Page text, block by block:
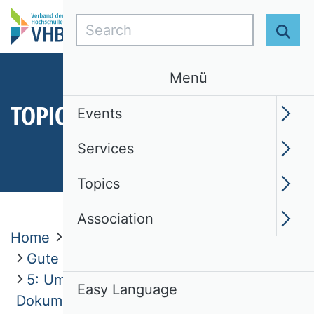
TOPICS
Home
Gute fachliche Praktiken
5: Umgang mit Daten und
Dokumentationen
Search
Menü
Events
Services
Topics
Association
Easy Language